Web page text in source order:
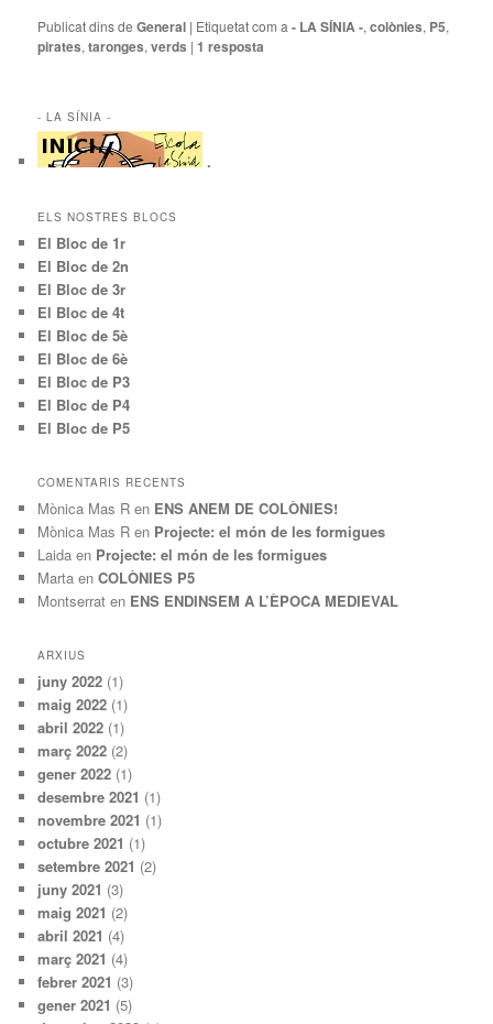
Publicat dins de General | Etiquetat com a - LA SÍNIA -,colònies, P5,
pirates,taronges,verds |1 resposta
- LA SÍNIA -
.
ELS NOSTRES BLOCS
El Bloc de 1r
El Bloc de 2n
El Bloc de 3r
El Bloc de 4t
El Bloc de 5è
El Bloc de 6è
El Bloc de P3
El Bloc de P4
El Bloc de P5
COMENTARIS RECENTS
Mònica Mas R en ENS ANEM DE COLÒNIES!
Mònica Mas R en Projecte: el món de les formigues
Laida en Projecte: el món de les formigues
Marta enCOLÒNIES P5
Montserrat en ENS ENDINSEM A L’ÈPOCA MEDIEVAL
ARXIUS
juny 2022 (1)
maig 2022 (1)
abril 2022 (1)
març 2022 (2)
gener 2022 (1)
desembre 2021 (1)
novembre 2021 (1)
octubre 2021 (1)
setembre 2021 (2)
juny 2021 (3)
maig 2021 (2)
abril 2021 (4)
març 2021 (4)
febrer 2021 (3)
gener 2021 (5)